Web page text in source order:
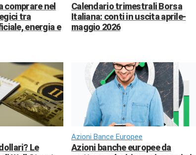
comprare nel
tra
energia e
Calendario trimestrali Borsa
Italiana: conti in uscita aprile-
maggio 2026
Le
Azioni Bance Europee
Azioni banche europee da